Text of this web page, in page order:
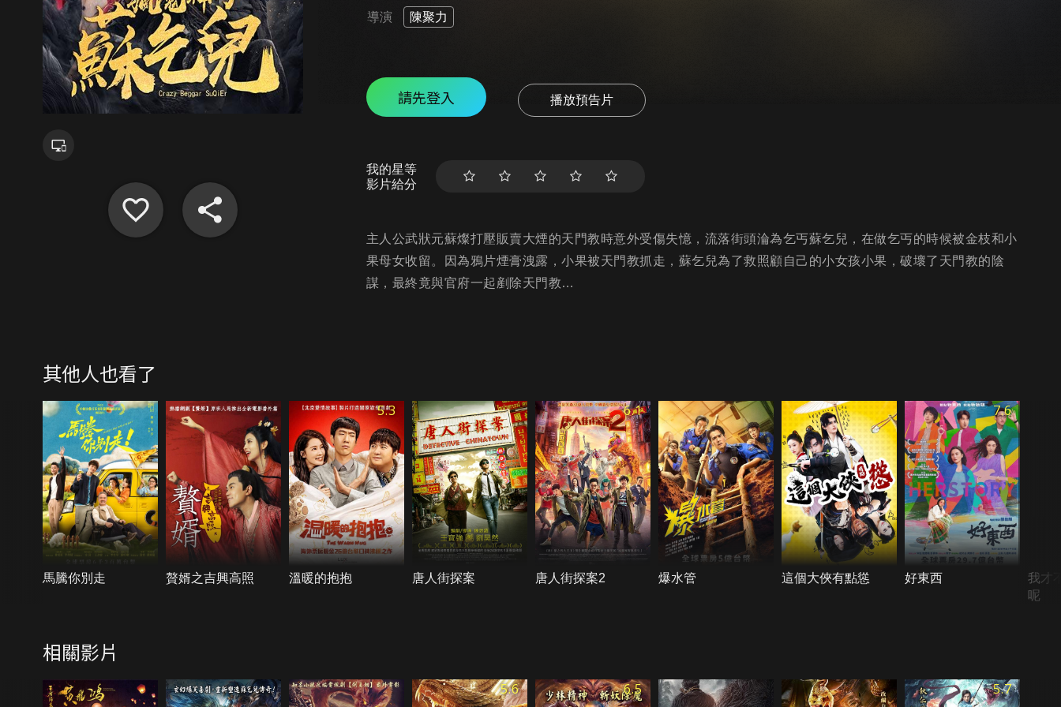
導演 陳聚力
請先登入 播放預告片
我的星等
影片給分
主人公武狀元蘇燦打壓販賣大煙的天門教時意外受傷失憶，流落街頭淪為乞丐蘇乞兒，在做乞丐的時候被金枝和小
果母女收留。因為鴉片煙膏洩露，小果被天門教抓走，蘇乞兒為了救照顧自己的小女孩小果，破壞了天門教的陰
謀，最終竟與官府一起剷除天門教…
其他人也看了
馬騰你別走 贅婿之吉興高照
5.3
溫暖的抱抱 唐人街探案
6.1
唐人街探案2 爆水管 這個大俠有點慫
7.6
好東西
我才
呢
相關影片
5.6 6.5 5.7